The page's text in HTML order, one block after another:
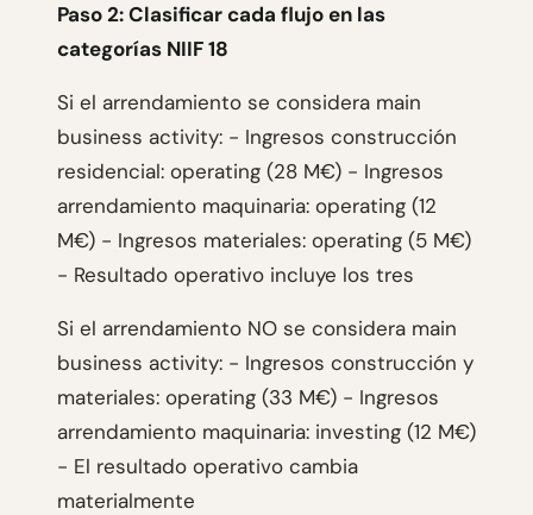
Paso 2: Clasificar cada flujo en las
categorías NIIF 18
Si el arrendamiento se considera main
business activity: - Ingresos construcción
residencial: operating (28 M€) - Ingresos
arrendamiento maquinaria: operating (12
M€) - Ingresos materiales: operating (5 M€)
- Resultado operativo incluye los tres
Si el arrendamiento NO se considera main
business activity: - Ingresos construcción y
materiales: operating (33 M€) - Ingresos
arrendamiento maquinaria: investing (12 M€)
- El resultado operativo cambia
materialmente